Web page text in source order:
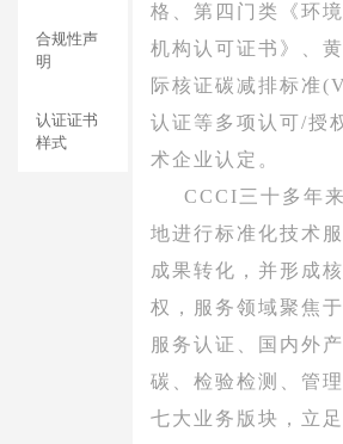
合规性声
明
认证证书
样式
格、第四门类《环
机构认可证书》、
际核证碳减排标准
认证等多项认可/授
术企业认定。
CCCI三十多年
地进行标准化技术
成果转化，并形成
权，服务领域聚焦
服务认证、国内外
碳、检验检测、管
七大业务版块，立